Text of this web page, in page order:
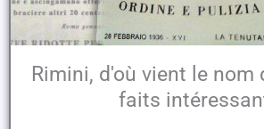
Rimini, d'où vient le nom
faits